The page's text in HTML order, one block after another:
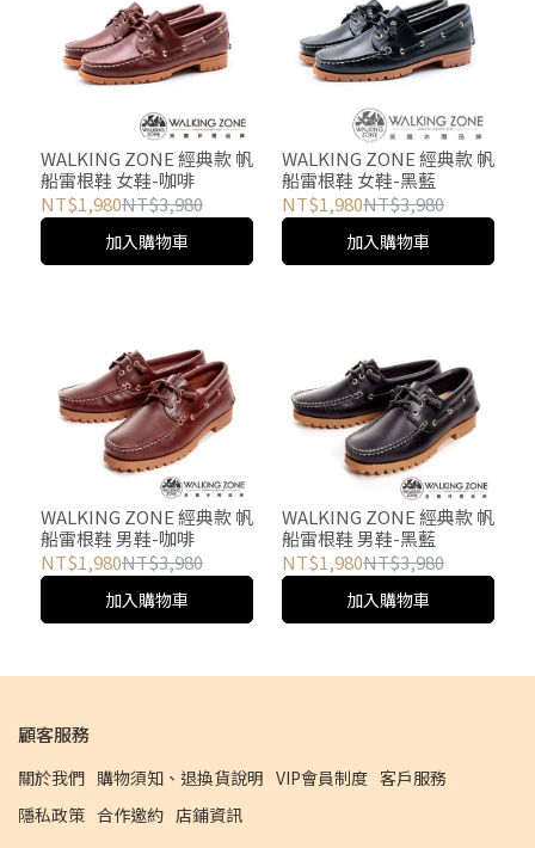
WALKING ZONE 經典款 帆
船雷根鞋 女鞋-咖啡
NT$1,980NT$3,980
加入購物車
WALKING ZONE 經典款 帆
船雷根鞋 女鞋-黑藍
NT$1,980NT$3,980
加入購物車
WALKING ZONE 經典款 帆
船雷根鞋 男鞋-咖啡
NT$1,980NT$3,980
加入購物車
WALKING ZONE 經典款 帆
船雷根鞋 男鞋-黑藍
NT$1,980NT$3,980
加入購物車
顧客服務
關於我們 購物須知、退換貨說明 VIP會員制度 客戶服務
隱私政策 合作邀約 店鋪資訊